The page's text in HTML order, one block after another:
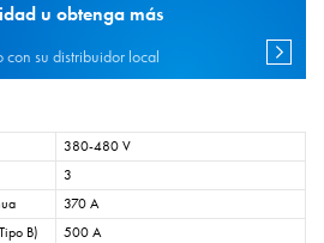
u obtenga más
con su distribuidor local
380-480 V
3
370 A
B)
500 A